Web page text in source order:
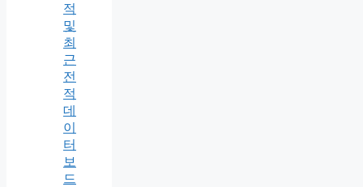
적
및
최
근
전
적
데
이
터
보
드